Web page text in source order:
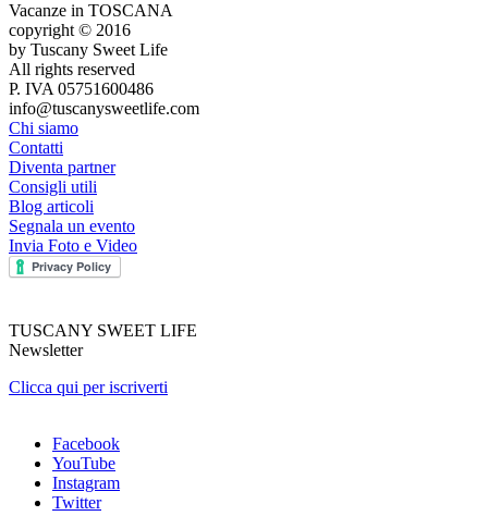
Vacanze in TOSCANA
copyright © 2016
by Tuscany Sweet Life
All rights reserved
P. IVA 05751600486
info@tuscanysweetlife.com
Chi siamo
Contatti
Diventa partner
Consigli utili
Blog articoli
Segnala un evento
Invia Foto e Video
TUSCANY SWEET LIFE
Newsletter
Clicca qui per iscriverti
Facebook
YouTube
Instagram
Twitter